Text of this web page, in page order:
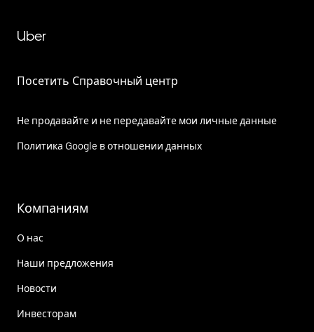
Uber
Посетить Справочный центр
Не продавайте и не передавайте мои личные данные
Политика Google в отношении данных
Компаниям
О нас
Наши предложения
Новости
Инвесторам